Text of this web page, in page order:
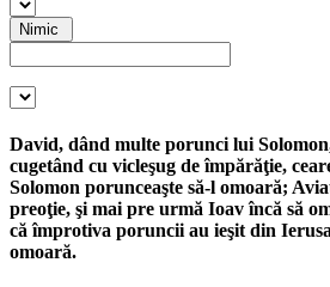
Nimic
David, dând multe porunci lui
cugetând cu vicleşug de împărăţie,
Solomon porunceaşte să-l omoară;
preoţie, şi mai pre urmă Ioav încă să
că împrotiva poruncii au ieşit din
omoară.